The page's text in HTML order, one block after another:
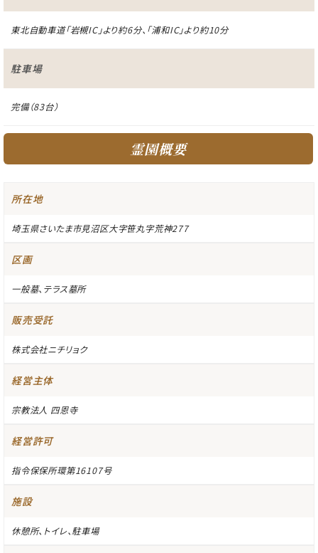
東北自動車道「岩槻IC」より約6分、「浦和IC」より約10分
駐車場
完備（83台）
霊園概要
所在地
埼玉県さいたま市見沼区大字笹丸字荒神277
区画
一般墓、テラス墓所
販売受託
株式会社ニチリョク
経営主体
宗教法人 四恩寺
経営許可
指令保保所環第16107号
施設
休憩所、トイレ、駐車場